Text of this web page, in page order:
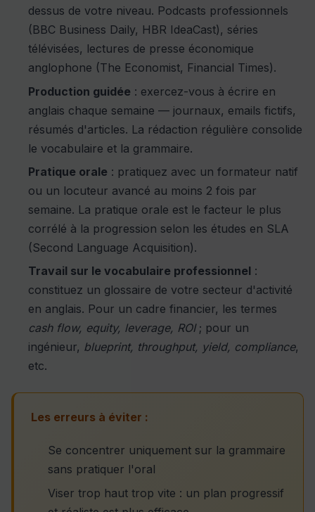
dessus de votre niveau. Podcasts professionnels
(BBC Business Daily, HBR IdeaCast), séries
télévisées, lectures de presse économique
anglophone (The Economist, Financial Times).
Production guidée : exercez-vous à écrire en
anglais chaque semaine — journaux, emails fictifs,
résumés d'articles. La rédaction régulière consolide
le vocabulaire et la grammaire.
Pratique orale : pratiquez avec un formateur natif
ou un locuteur avancé au moins 2 fois par
semaine. La pratique orale est le facteur le plus
corrélé à la progression selon les études en SLA
(Second Language Acquisition).
Travail sur le vocabulaire professionnel :
constituez un glossaire de votre secteur d'activité
en anglais. Pour un cadre financier, les termes
cash flow, equity, leverage, ROI; pour un
ingénieur, blueprint, throughput, yield, compliance,
etc.
Les erreurs à éviter :
Se concentrer uniquement sur la grammaire
sans pratiquer l'oral
Viser trop haut trop vite : un plan progressif